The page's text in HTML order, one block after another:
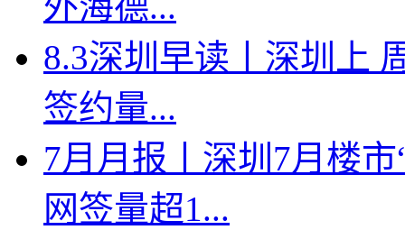
8.3深圳早读丨深圳上
签约量...
7月月报丨深圳7月楼
网签量超1...